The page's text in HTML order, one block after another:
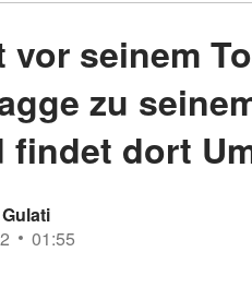
vor seinem
zu
dort
01:55